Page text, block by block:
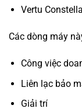
Vertu
Các dòng máy
Công việc
Liên lạc bảo
Giải trí